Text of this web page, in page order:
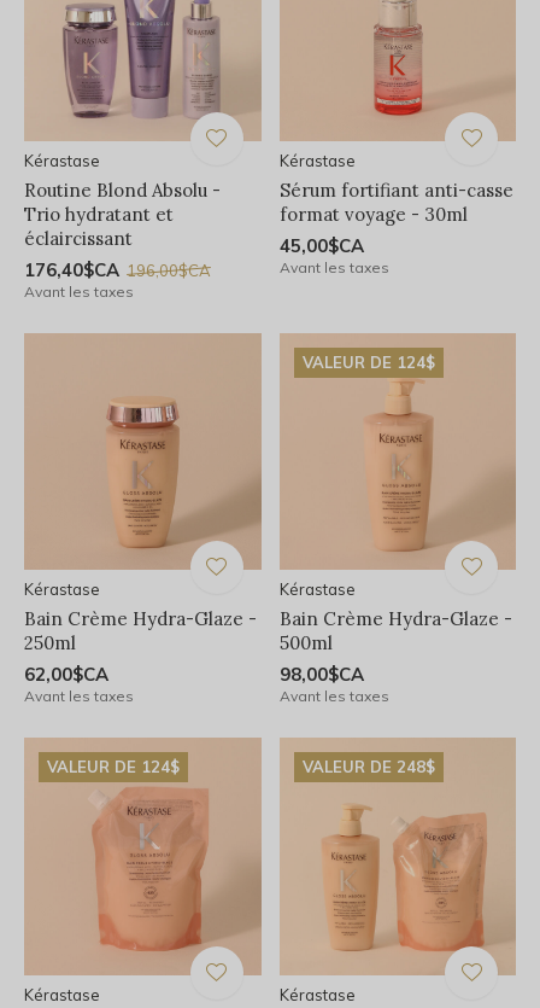
Kérastase
Routine Blond Absolu -
Trio hydratant et
éclaircissant
176,40$CA 196,00$CA
Avant les taxes
Kérastase
Sérum fortifiant anti-casse
format voyage - 30ml
45,00$CA
Avant les taxes
Kérastase
Bain Crème Hydra-Glaze -
250ml
62,00$CA
Avant les taxes
VALEUR DE 124$
Kérastase
Bain Crème Hydra-Glaze -
500ml
98,00$CA
Avant les taxes
VALEUR DE 124$
Kérastase
VALEUR DE 248$
Kérastase